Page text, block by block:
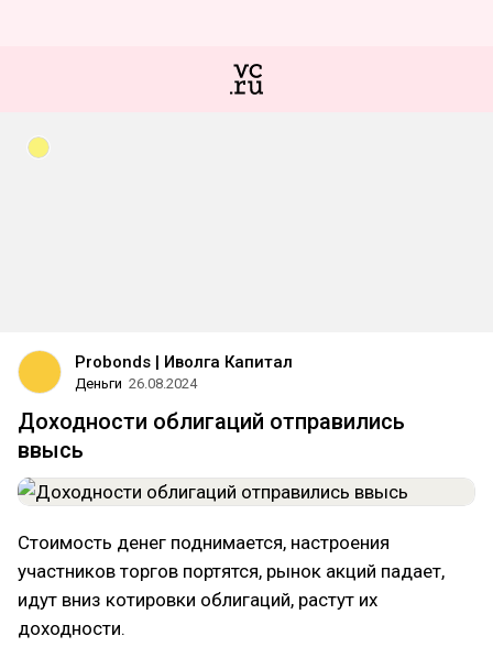
Probonds | Иволга Капитал
Деньги 26.08.2024
Доходности облигаций отправились
ввысь
Стоимость денег поднимается, настроения
участников торгов портятся, рынок акций падает,
идут вниз котировки облигаций, растут их
доходности.